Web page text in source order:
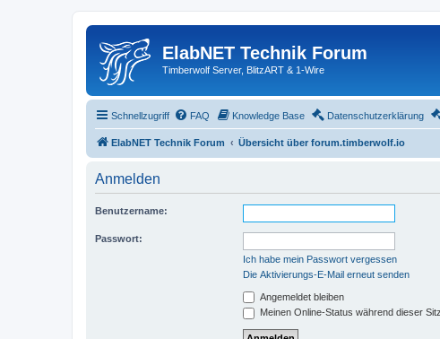
ElabNET Technik Forum
Timberwolf Server, BlitzART & 1-Wire
Schnellzugriff FAQ Knowledge Base Datenschutzerklärung
ElabNET Technik Forum Übersicht über forum.timberwolf.io
Anmelden
Benutzername:
Passwort:
Ich habe mein Passwort vergessen
Die Aktivierungs-E-Mail erneut senden
Angemeldet bleiben
Meinen Online-Status während dieser